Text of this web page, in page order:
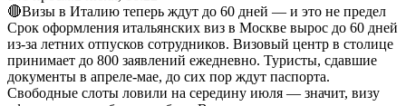
🔴Визы в Италию теперь ждут до 60 дней — и это не предел
Срок оформления итальянских виз в Москве вырос до 60 дней
из-за летних отпусков сотрудников. Визовый центр в столице
принимает до 800 заявлений ежедневно. Туристы, сдавшие
документы в апреле-мае, до сих пор ждут паспорта.
Свободные слоты ловили на середину июля — значит, визу